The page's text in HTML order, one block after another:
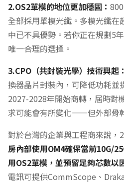
2.OS2單模的地位更加穩固：
全部採用單模光纖。多模光纖在
中已不具優勢。若你正在規劃5
唯一合理的選擇。
3.CPO（共封裝光學）技術興起：
換器晶片封裝內，可降低功耗並
2027-2028年開始商轉，屆時對
求可能會有所變化——但外部骨
對於台灣的企業與工程商來說，
房內部使用OM4確保當前10G/
用OS2單模，並預留足夠芯數以
電訊可提供CommScope、